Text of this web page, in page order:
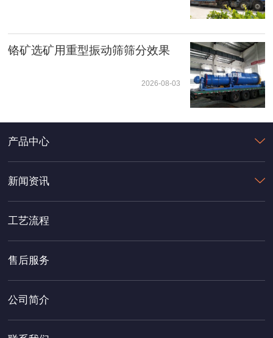
铬矿选矿用重型振动筛筛分效果
2026-08-03
产品中心
新闻资讯
工艺流程
售后服务
公司简介